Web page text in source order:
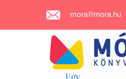
mora@mora.hu